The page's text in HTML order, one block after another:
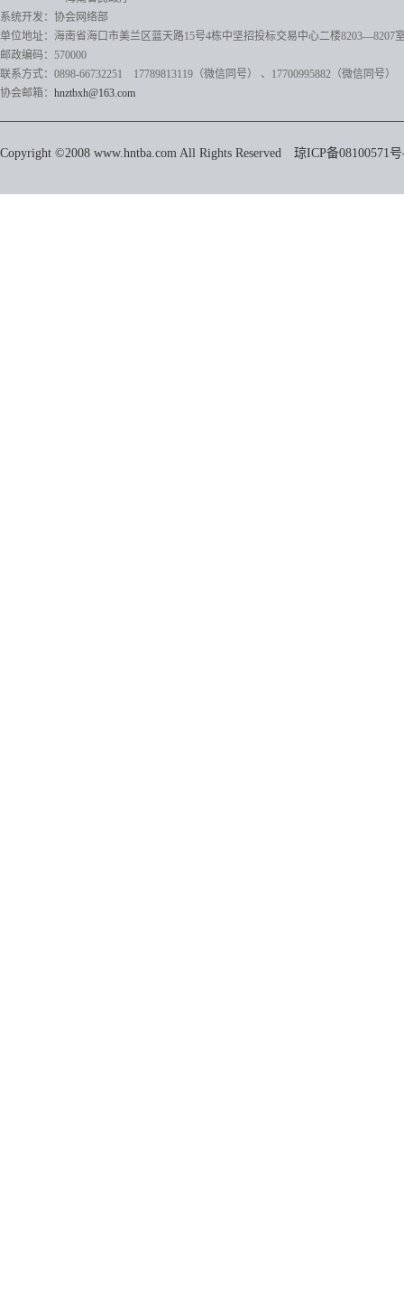
系统开发：协会网络部
单位地址：海南省海口市美兰区蓝天路15号4栋中坚招投标交易中心二楼8203—8207
邮政编码：570000
联系方式：0898-66732251 17789813119（微信同号）
、17700995882 （微信同号）
协会邮箱： hnztbxh@163.com
Copyright ©2008 www.hntba.com All Rights Reserved 琼ICP备08100571